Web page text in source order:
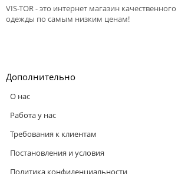
VIS-TOR - это интернет магазин
одежды по самым низким ценам!
Дополнительно
О нас
Работа у нас
Требования к клиентам
Постановления и условия
Политика конфиденциальности